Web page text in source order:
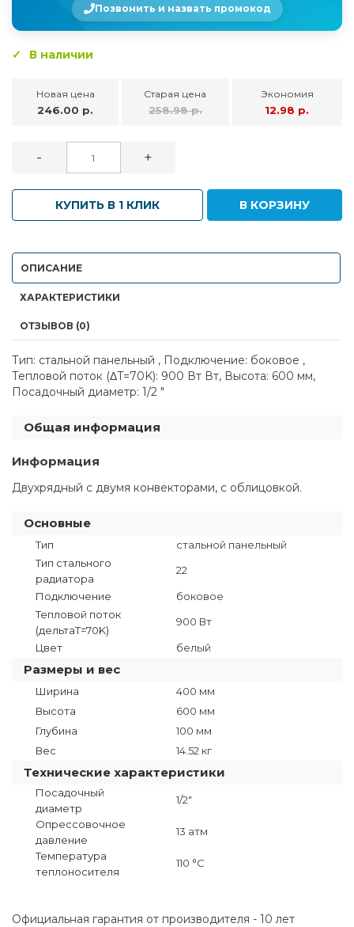
Позвонить и назвать промокод
В наличии
Новая цена
246.00 р.
Старая цена
258.98 р.
Экономия
12.98 р.
- +
КУПИТЬ В 1 КЛИК В КОРЗИНУ
ОПИСАНИЕ
ХАРАКТЕРИСТИКИ
ОТЗЫВОВ (0)
Тип: стальной панельный , Подключение: боковое ,
Тепловой поток (ΔT=70K): 900 Вт Вт, Высота: 600 мм,
Посадочный диаметр: 1/2 "
Общая информация
Информация
Двухрядный с двумя конвекторами, с облицовкой.
Основные
Тип
стальной панельный
Тип стального
радиатора
22
Подключение
боковое
Тепловой поток
(дельтаT=70K)
900 Вт
Цвет белый
Размеры и вес
Ширина
400 мм
Высота
600 мм
Глубина
100 мм
Вес
14.52 кг
Технические характеристики
Посадочный
диаметр
1/2"
Опрессовочное
давление
13 атм
Температура
теплоносителя
110 °C
Официальная гарантия от производителя - 10 лет